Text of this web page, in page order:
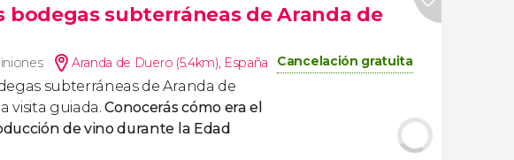
bodegas subterráneas de Aranda de
Aranda de Duero (5.4km), España Cancelación gratuita
subterráneas de Aranda de
visita guiada.Conocerás cómo era el
de vino durante la Edad